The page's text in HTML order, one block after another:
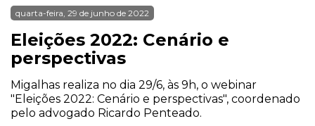
quarta-feira, 29 de junho de 2022
Eleições 2022: Cenário e
perspectivas
Migalhas realiza no dia 29/6, às 9h, o webinar
"Eleições 2022: Cenário e perspectivas", coordenado
pelo advogado Ricardo Penteado.